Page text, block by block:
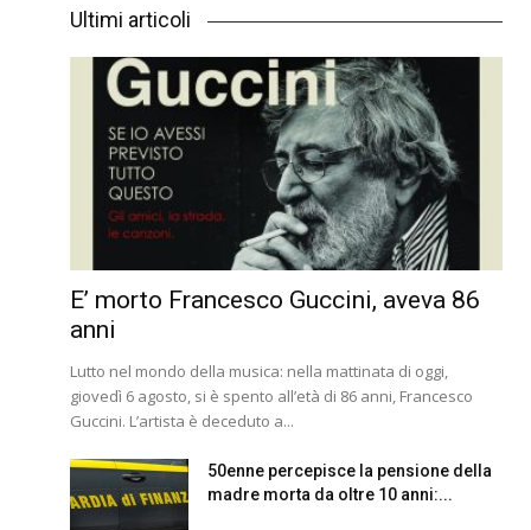
Ultimi articoli
E’ morto Francesco Guccini, aveva 86
anni
Lutto nel mondo della musica: nella mattinata di oggi,
giovedì 6 agosto, si è spento all’età di 86 anni, Francesco
Guccini. L’artista è deceduto a...
50enne percepisce la pensione della
madre morta da oltre 10 anni:...